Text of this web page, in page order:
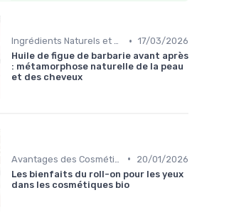
Ingrédients Naturels et Leurs Propriétés • 17/03/2026
Huile de figue de barbarie avant après
: métamorphose naturelle de la peau
et des cheveux
•
20/01/2026
Les bienfaits du roll-on pour les yeux
dans les cosmétiques bio